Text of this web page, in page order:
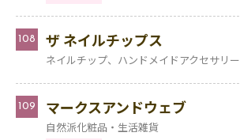
108 ザ ネイルチップス
ネイルチップ、ハンドメイドアクセサリー
109 マークスアンドウェブ
自然派化粧品・生活雑貨